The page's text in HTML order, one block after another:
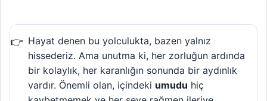
Hayat denen bu yolculukta, bazen yalnız
hissederiz. Ama unutma ki, her zorluğun ardında
bir kolaylık, her karanlığın sonunda bir aydınlık
vardır. Önemli olan, içindeki umudu hiç